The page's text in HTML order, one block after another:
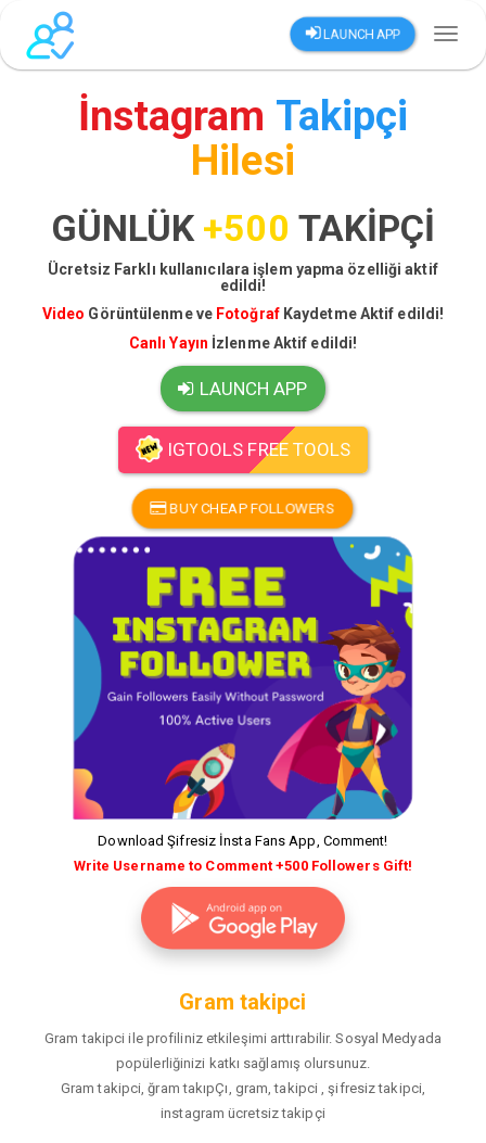
LAUNCH APP
İnstagram Takipçi
Hilesi
GÜNLÜK +500 TAKİPÇİ
Ücretsiz Farklı kullanıcılara işlem yapma özelliği aktif
edildi!
Video Görüntülenme ve Fotoğraf Kaydetme Aktif edildi!
Canlı Yayın İzlenme Aktif edildi!
LAUNCH APP
IGTOOLS FREE TOOLS
BUY CHEAP FOLLOWERS
Download Şifresiz İnsta Fans App, Comment!
Write Username to Comment +500 Followers Gift!
Gram takipci
Gram takipci ile profiliniz etkileşimi arttırabilir. Sosyal Medyada
popülerliğinizi katkı sağlamış olursunuz.
Gram takipci, ğram takıpÇı, gram, takipci , şifresiz takipci,
instagram ücretsiz takipçi